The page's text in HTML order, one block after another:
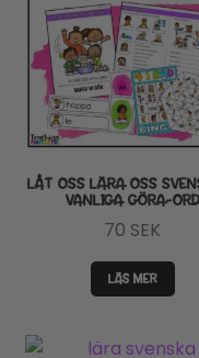
LÅT OSS LÄRA OSS
VANLIGA GÖRA-ORD
70 SEK
LÄS MER